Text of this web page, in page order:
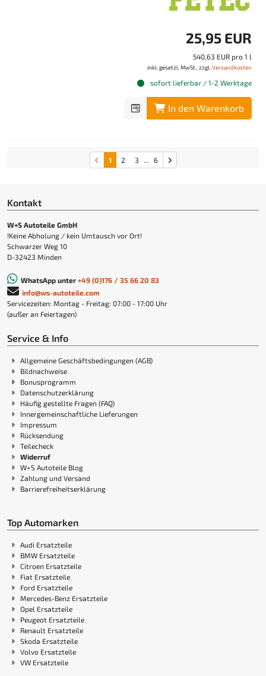
25,95 EUR
540,63 EUR pro 1 l
inkl. gesetzl. MwSt., zzgl. Versandkosten
sofort lieferbar / 1-2 Werktage
In den Warenkorb
1 2 3 ... 6
Kontakt
W+S Autoteile GmbH
!Keine Abholung / kein Umtausch vor Ort!
Schwarzer Weg 10
D-32423 Minden
WhatsApp unter +49 (0)176 / 35 66 20 83
info@ws-autoteile.com
Servicezeiten: Montag - Freitag: 07:00 - 17:00 Uhr
(außer an Feiertagen)
Service & Info
Allgemeine Geschäftsbedingungen (AGB)
Bildnachweise
Bonusprogramm
Datenschutzerklärung
Häufig gestellte Fragen (FAQ)
Innergemeinschaftliche Lieferungen
Impressum
Rücksendung
Teilecheck
Widerruf
W+S Autoteile Blog
Zahlung und Versand
Barrierefreiheitserklärung
Top Automarken
Audi Ersatzteile
BMW Ersatzteile
Citroen Ersatzteile
Fiat Ersatzteile
Ford Ersatzteile
Mercedes-Benz Ersatzteile
Opel Ersatzteile
Peugeot Ersatzteile
Renault Ersatzteile
Skoda Ersatzteile
Volvo Ersatzteile
VW Ersatzteile